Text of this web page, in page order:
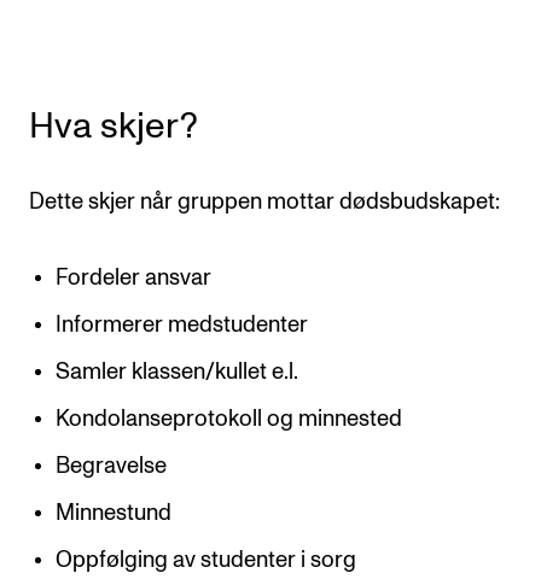
Om FoU på NMH
For ph.d.-programmet i musikkforskning
Forskningsetikk
KONSERTER OG ARRANGEMENTER
Arrangementer for ansatte
Gjennomføre konserter og arrangementer
Hva skjer?
Dette skjer når gruppen mottar dødsbudskapet:
Fordeler ansvar
Informerer medstudenter
Samler klassen/kullet e.l.
Kondolanseprotokoll og minnested
Begravelse
Minnestund
Oppfølging av studenter i sorg